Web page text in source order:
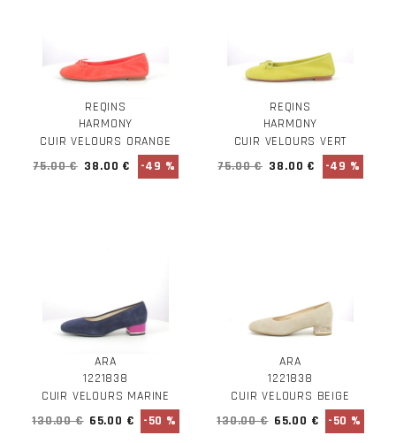
REQINS
HARMONY
CUIR VELOURS ORANGE
75.00 € 38.00 € -49 %
REQINS
HARMONY
CUIR VELOURS VERT
75.00 € 38.00 € -49 %
ARA
1221838
CUIR VELOURS MARINE
130.00 € 65.00 € -50 %
ARA
1221838
CUIR VELOURS BEIGE
130.00 € 65.00 € -50 %